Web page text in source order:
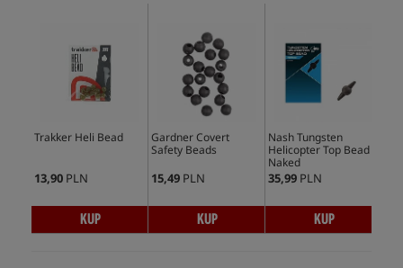
Trakker Heli Bead
13,90 PLN
KUP
Gardner Covert
Safety Beads
15,49 PLN
KUP
Nash Tungsten
Helicopter Top Bead
Naked
35,99 PLN
KUP